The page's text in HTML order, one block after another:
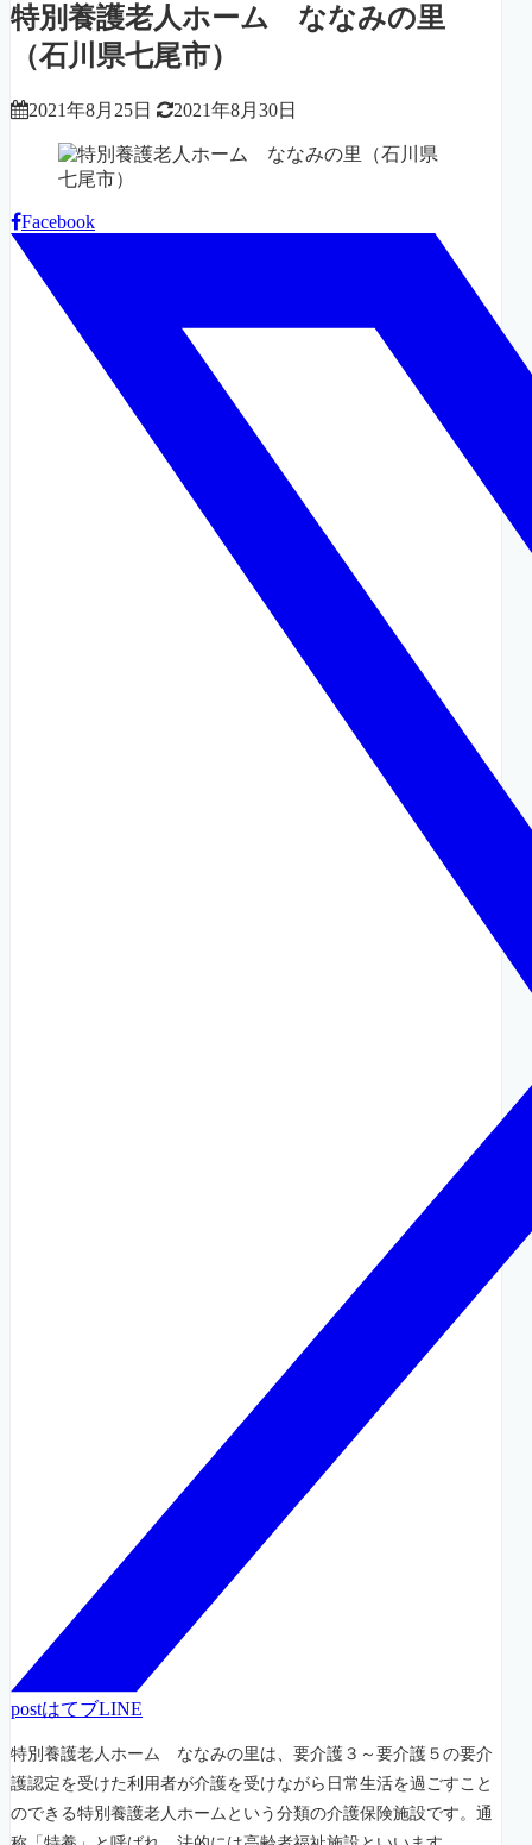
特別養護老人ホーム ななみの里
（石川県七尾市）
2021年8月25日 2021年8月30日
Facebook
postはてブLINE
特別養護老人ホーム ななみの里は、要介護３～要介護５の要介
護認定を受けた利用者が介護を受けながら日常生活を過ごすこと
のできる特別養護老人ホームという分類の介護保険施設です。通